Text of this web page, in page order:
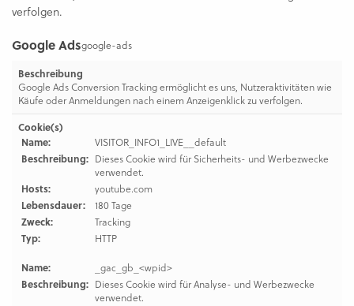
verfolgen.
Google Adsgoogle-ads
Beschreibung
Google Ads Conversion Tracking ermöglicht es uns, Nutzeraktivitäten wie
Käufe oder Anmeldungen nach einem Anzeigenklick zu verfolgen.
Cookie(s)
Name:
VISITOR_INFO1_LIVE__default
Beschreibung: Dieses Cookie wird für Sicherheits- und Werbezwecke
verwendet.
Hosts:
youtube.com
Lebensdauer:
180 Tage
Zweck:
Tracking
Typ:
HTTP
Name:
_gac_gb_<wpid>
Beschreibung: Dieses Cookie wird für Analyse- und Werbezwecke
verwendet.